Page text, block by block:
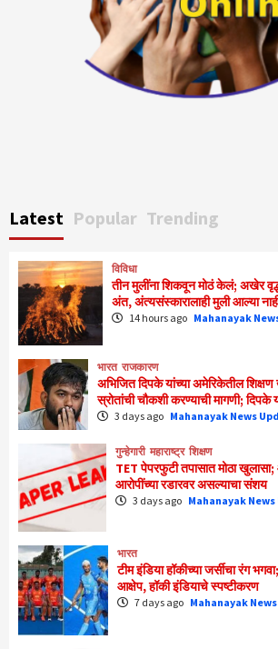
Latest Popular Trending
विविधा
तीन मुलींना शिकवून मोठं केलं; अखेर
अंत, अंत्यसंस्कारालाही मुली आल्या
14 hours ago Mahanayak
भारत राजकारण
अभिजित दिपके यांच्या अमेरिकेतील शिक्षण
स्रोतांची चौकशी करण्याची मागणी; दिपके
3 days ago Mahanayak News
गुन्हेगारी महाराष्ट्र शिक्षण
TET पेपरफुटी तपासात मोठा खुलासा;
आरोपींच्या रडारवर असल्याचा संशय
3 days ago Mahanayak
भारत
टीम इंडिया हॉकीच्या जर्सीचा रंग
आक्षेप, हॉकी इंडियाचे स्पष्टीकरण
7 days ago Mahanayak